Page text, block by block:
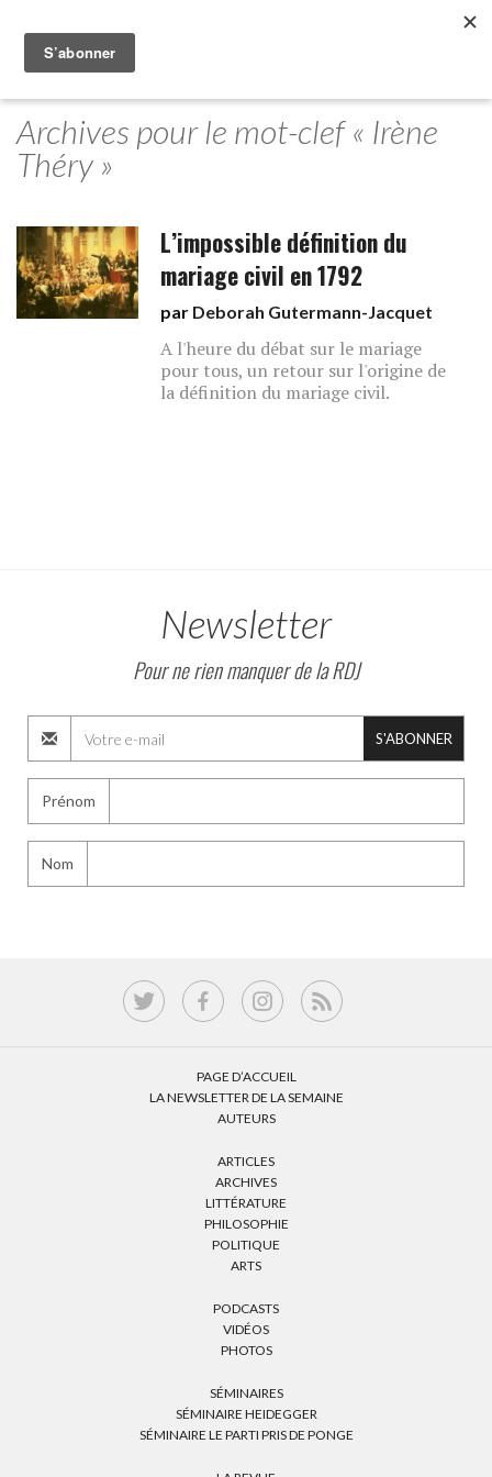
Archives pour le mot-clef « Irène
Théry »
L’impossible définition du
mariage civil en 1792
par Deborah Gutermann-Jacquet
A l'heure du débat sur le mariage
pour tous, un retour sur l'origine de
la définition du mariage civil.
Newsletter
Pour ne rien manquer de la RDJ
S'ABONNER
Prénom
Nom
PAGE D’ACCUEIL
LA NEWSLETTER DE LA SEMAINE
AUTEURS
ARTICLES
ARCHIVES
LITTÉRATURE
PHILOSOPHIE
POLITIQUE
ARTS
PODCASTS
VIDÉOS
PHOTOS
SÉMINAIRES
SÉMINAIRE HEIDEGGER
SÉMINAIRE LE PARTI PRIS DE PONGE